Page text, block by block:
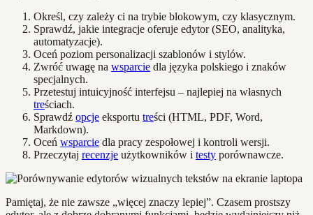
Określ, czy zależy ci na trybie blokowym, czy klasycznym.
Sprawdź, jakie integracje oferuje edytor (SEO, analityka,
automatyzacje).
Oceń poziom personalizacji szablonów i stylów.
Zwróć uwagę na wsparcie dla języka polskiego i znaków
specjalnych.
Przetestuj intuicyjność interfejsu – najlepiej na własnych
treściach.
Sprawdź opcje eksportu treści (HTML, PDF, Word,
Markdown).
Oceń wsparcie dla pracy zespołowej i kontroli wersji.
Przeczytaj recenzje użytkowników i testy porównawcze.
Pamiętaj, że nie zawsze „więcej znaczy lepiej”. Czasem prostszy